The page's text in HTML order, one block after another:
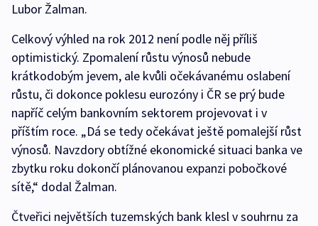
Lubor Žalman.
Celkový výhled na rok 2012 není podle něj příliš
optimistický. Zpomalení růstu výnosů nebude
krátkodobým jevem, ale kvůli očekávanému oslabení
růstu, či dokonce poklesu eurozóny i ČR se prý bude
napříč celým bankovním sektorem projevovat i v
příštím roce. „Dá se tedy očekávat ještě pomalejší růst
výnosů. Navzdory obtížné ekonomické situaci banka ve
zbytku roku dokončí plánovanou expanzi pobočkové
sítě,“ dodal Žalman.
Čtveřici největších tuzemských bank klesl v souhrnu za